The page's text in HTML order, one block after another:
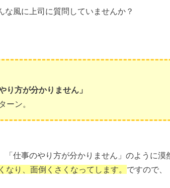
な風に上司に質問していませんか？
り方が分かりません」
ーン。
「仕事のやり方が分かりません」のように漠
なり、面倒くさくなってします。 ですので、